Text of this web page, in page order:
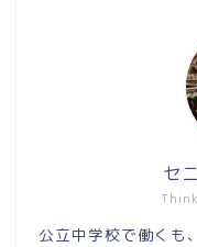
セ
公立中学校で働くも